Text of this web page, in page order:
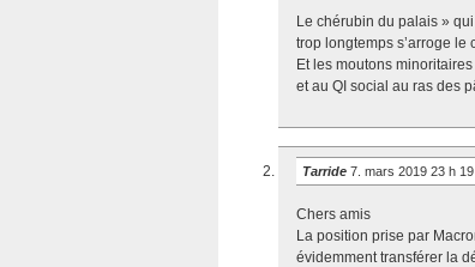
Le chérubin du palais »
trop longtemps s’arroge le
Et les moutons
et au QI social au ras des
Tarride 7. mars 2019 23 h
Chers amis
La position prise par
évidemment transférer la